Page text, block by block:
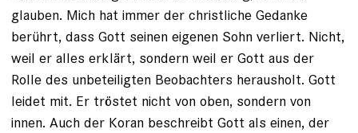
glauben. Mich hat immer der christliche Gedanke
berührt, dass Gott seinen eigenen Sohn verliert. Nicht,
weil er alles erklärt, sondern weil er Gott aus der
Rolle des unbeteiligten Beobachters herausholt. Gott
leidet mit. Er tröstet nicht von oben, sondern von
innen. Auch der Koran beschreibt Gott als einen, der